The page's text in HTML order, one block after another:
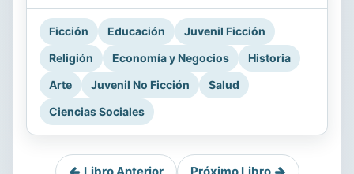
Ficción Educación
Juvenil Ficción
Religión
Economía y Negocios
Historia
Arte
Juvenil No Ficción
Salud
Ciencias Sociales